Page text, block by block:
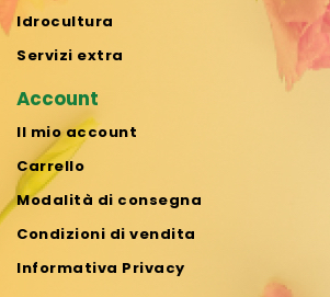
Idrocultura
Servizi extra
Account
Il mio account
Carrello
Modalità di consegna
Condizioni di vendita
Informativa Privacy